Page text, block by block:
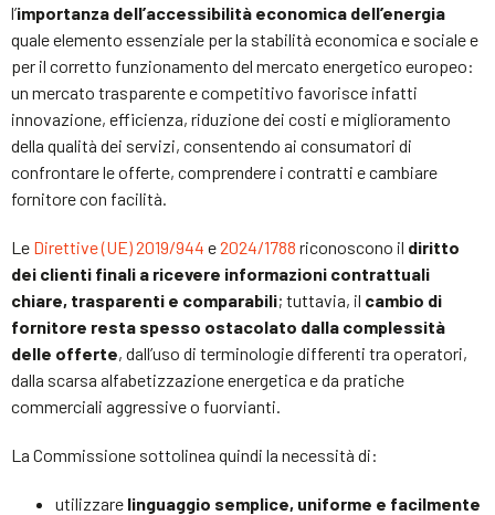
l’importanza dell’accessibilità economica dell’energia
quale elemento essenziale per la stabilità economica e sociale e
per il corretto funzionamento del mercato energetico europeo:
un mercato trasparente e competitivo favorisce infatti
innovazione, efficienza, riduzione dei costi e miglioramento
della qualità dei servizi, consentendo ai consumatori di
confrontare le offerte, comprendere i contratti e cambiare
fornitore con facilità.
Le Direttive (UE) 2019/944 e2024/1788 riconoscono il diritto
dei clienti finali a ricevere informazioni contrattuali
chiare, trasparenti e comparabili; tuttavia, il cambio di
fornitore resta spesso ostacolato dalla complessità
delle offerte, dall’uso di terminologie differenti tra operatori,
dalla scarsa alfabetizzazione energetica e da pratiche
commerciali aggressive o fuorvianti.
La Commissione sottolinea quindi la necessità di:
utilizzare linguaggio semplice, uniforme e facilmente